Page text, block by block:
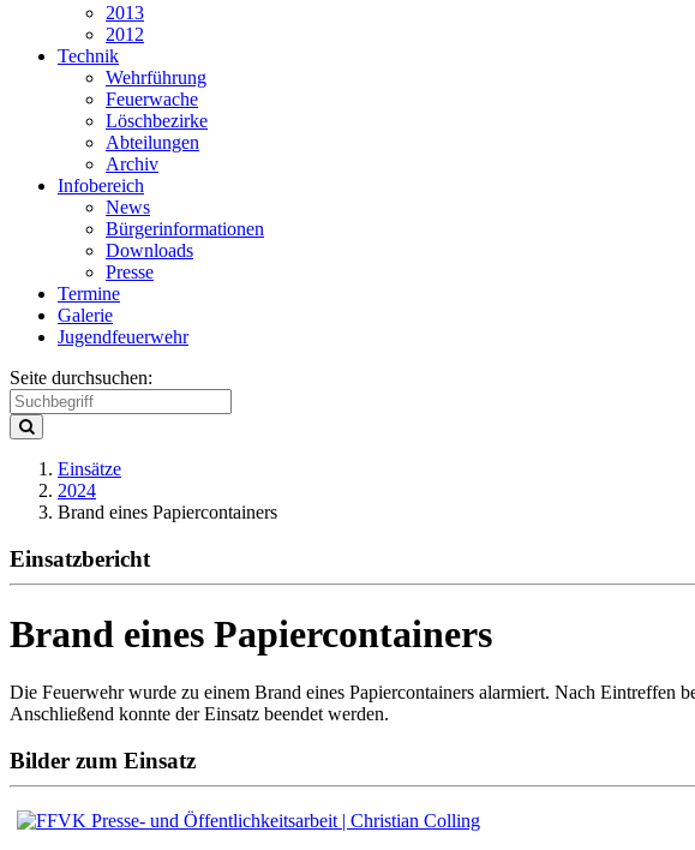
2013
2012
Technik
Wehrführung
Feuerwache
Löschbezirke
Abteilungen
Archiv
Infobereich
News
Bürgerinformationen
Downloads
Presse
Termine
Galerie
Jugendfeuerwehr
Seite durchsuchen:
Einsätze
2024
Brand eines Papiercontainers
Einsatzbericht
Brand eines Papiercontainers
Die Feuerwehr wurde zu einem Brand eines Papiercontainers alarmiert. Nach Eintreffen
Anschließend konnte der Einsatz beendet werden.
Bilder zum Einsatz